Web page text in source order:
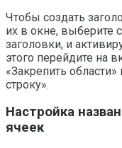
Чтобы создать
их в окне, выберите
заголовки, и
этого перейдите на
«Закрепить
строку».
Настройка
ячеек